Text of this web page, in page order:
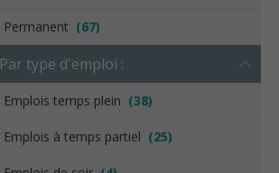
Permanent (67)
Par type d'emploi :
Emplois temps plein (38)
Emplois à temps partiel (25)